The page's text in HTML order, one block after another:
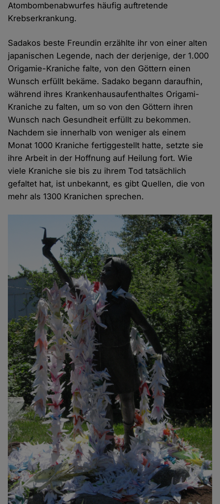
Atombombenabwurfes häufig auftretende
Krebserkrankung.
Sadakos beste Freundin erzählte ihr von einer alten
japanischen Legende, nach der derjenige, der 1.000
Origamie-Kraniche falte, von den Göttern einen
Wunsch erfüllt bekäme. Sadako begann daraufhin,
während ihres Krankenhausaufenthaltes Origami-
Kraniche zu falten, um so von den Göttern ihren
Wunsch nach Gesundheit erfüllt zu bekommen.
Nachdem sie innerhalb von weniger als einem
Monat 1000 Kraniche fertiggestellt hatte, setzte sie
ihre Arbeit in der Hoffnung auf Heilung fort. Wie
viele Kraniche sie bis zu ihrem Tod tatsächlich
gefaltet hat, ist unbekannt, es gibt Quellen, die von
mehr als 1300 Kranichen sprechen.